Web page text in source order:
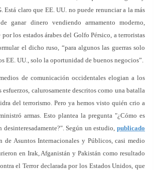
Está claro que EE. UU. no puede renunciar a la más
ganar dinero vendiendo armamento moderno,
por los estados árabes del Golfo Pérsico, a terroristas
el dicho ruso, “para algunos las guerras solo
EE. UU., solo la oportunidad de buenos negocios”.
de comunicación occidentales elogian a los
esfuerzos, calurosamente descritos como una batalla
del terrorismo. Pero ya hemos visto quién crio a
armas. Esto plantea la pregunta "¿Cómo es
desinteresadamente?". Según un estudio, publicado
de Asuntos Internacionales y Públicos, casi medio
en Irak, Afganistán y Pakistán como resultado
el Terror declarada por los Estados Unidos, que